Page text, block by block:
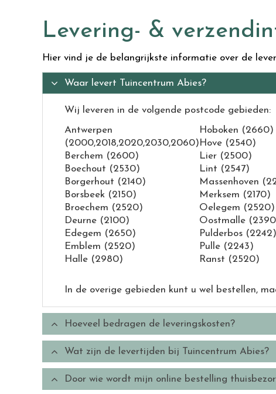
Levering- &
Hier vind je de belangrijkste informatie over de
Waar levert Tuincentrum Abies?
Wij leveren in de volgende postcode gebieden:
Antwerpen
Hoboken (2660)
(2000,2018,2020,2030,2060) Hove (2540)
Berchem (2600)
Lier (2500)
Boechout (2530)
Lint (2547)
Borgerhout (2140)
Massenhoven
Borsbeek (2150)
Merksem (2170)
Broechem (2520)
Oelegem (2520)
Deurne (2100)
Oostmalle
Edegem (2650)
Pulderbos (2242)
Emblem (2520)
Pulle (2243)
Halle (2980)
Ranst (2520)
In de overige gebieden kunt u wel bestellen,
Hoeveel bedragen de leveringskosten?
Wat zijn de levertijden bij Tuincentrum Abies?
Door wie wordt mijn online bestelling